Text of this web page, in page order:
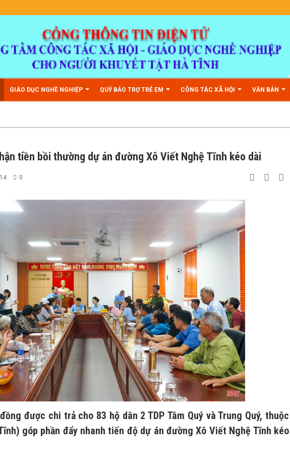
GIÁO DỤC NGHỀ NGHIỆP QUỸ BẢO TRỢ TRẺ EM CÔNG TÁC XÃ HỘI VĂN BẢN
tiền bồi thường dự án đường Xô Viết Nghệ Tĩnh kéo dài
0
được chi trả cho 83 hộ dân 2 TDP Tâm Quý và Trung Quý, thuộc
góp phần đẩy nhanh tiến độ dự án đường Xô Viết Nghệ Tĩnh kéo